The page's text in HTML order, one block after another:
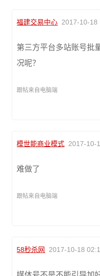
福建交易中心 2017-10-18
第三方平台多站账号批
况呢？
跟帖来自电脑端
模世能商业模式 2017-10-
难做了
跟帖来自电脑端
58秒杀网 2017-10-18